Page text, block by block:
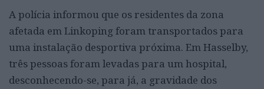
A polícia informou que os residentes da zona
afetada em Linkoping foram transportados para
uma instalação desportiva próxima. Em Hasselby,
três pessoas foram levadas para um hospital,
desconhecendo-se, para já, a gravidade dos